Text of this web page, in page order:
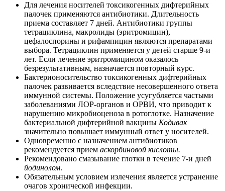
Для лечения носителей токсикогенных дифтерийных
палочек применяются антибиотики. Длительность
приема составляет 7 дней. Антибиотики группы
тетрациклина, макролиды (эритромицин),
цефалоспорины и рифампицин являются препаратами
выбора. Тетрациклин применяется у детей старше 9-и
лет. Если лечение эритромицином оказалось
безрезультативным, назначается повторный курс.
Бактерионосительство токсикогенных дифтерийных
палочек развивается вследствие несовершенного ответа
иммунной системы. Положение усугубляется частыми
заболеваниями ЛОР-органов и ОРВИ, что приводит к
нарушению микробиоценоза в ротоглотке. Назначение
бактериальной дифтерийной вакцины Кодивак
значительно повышает иммунный ответ у носителей.
Одновременно с назначением антибиотиков
рекомендуется прием аскорбиновой кислоты.
Рекомендовано смазывание глотки в течение 7-и дней
йодинолом.
Обязательным условием излечения является устранение
очагов хронической инфекции.